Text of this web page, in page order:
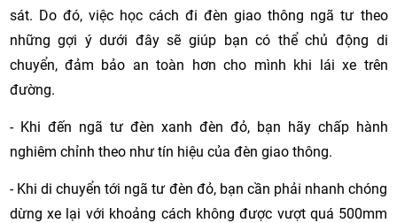
sát. Do đó, việc học cách đi đèn giao thông ngã tư theo
những gợi ý dưới đây sẽ giúp bạn có thể chủ động di
chuyển, đảm bảo an toàn hơn cho mình khi lái xe trên
đường.
- Khi đến ngã tư đèn xanh đèn đỏ, bạn hãy chấp hành
nghiêm chỉnh theo như tín hiệu của đèn giao thông.
- Khi di chuyển tới ngã tư đèn đỏ, bạn cần phải nhanh chóng
dừng xe lại với khoảng cách không được vượt quá 500mm